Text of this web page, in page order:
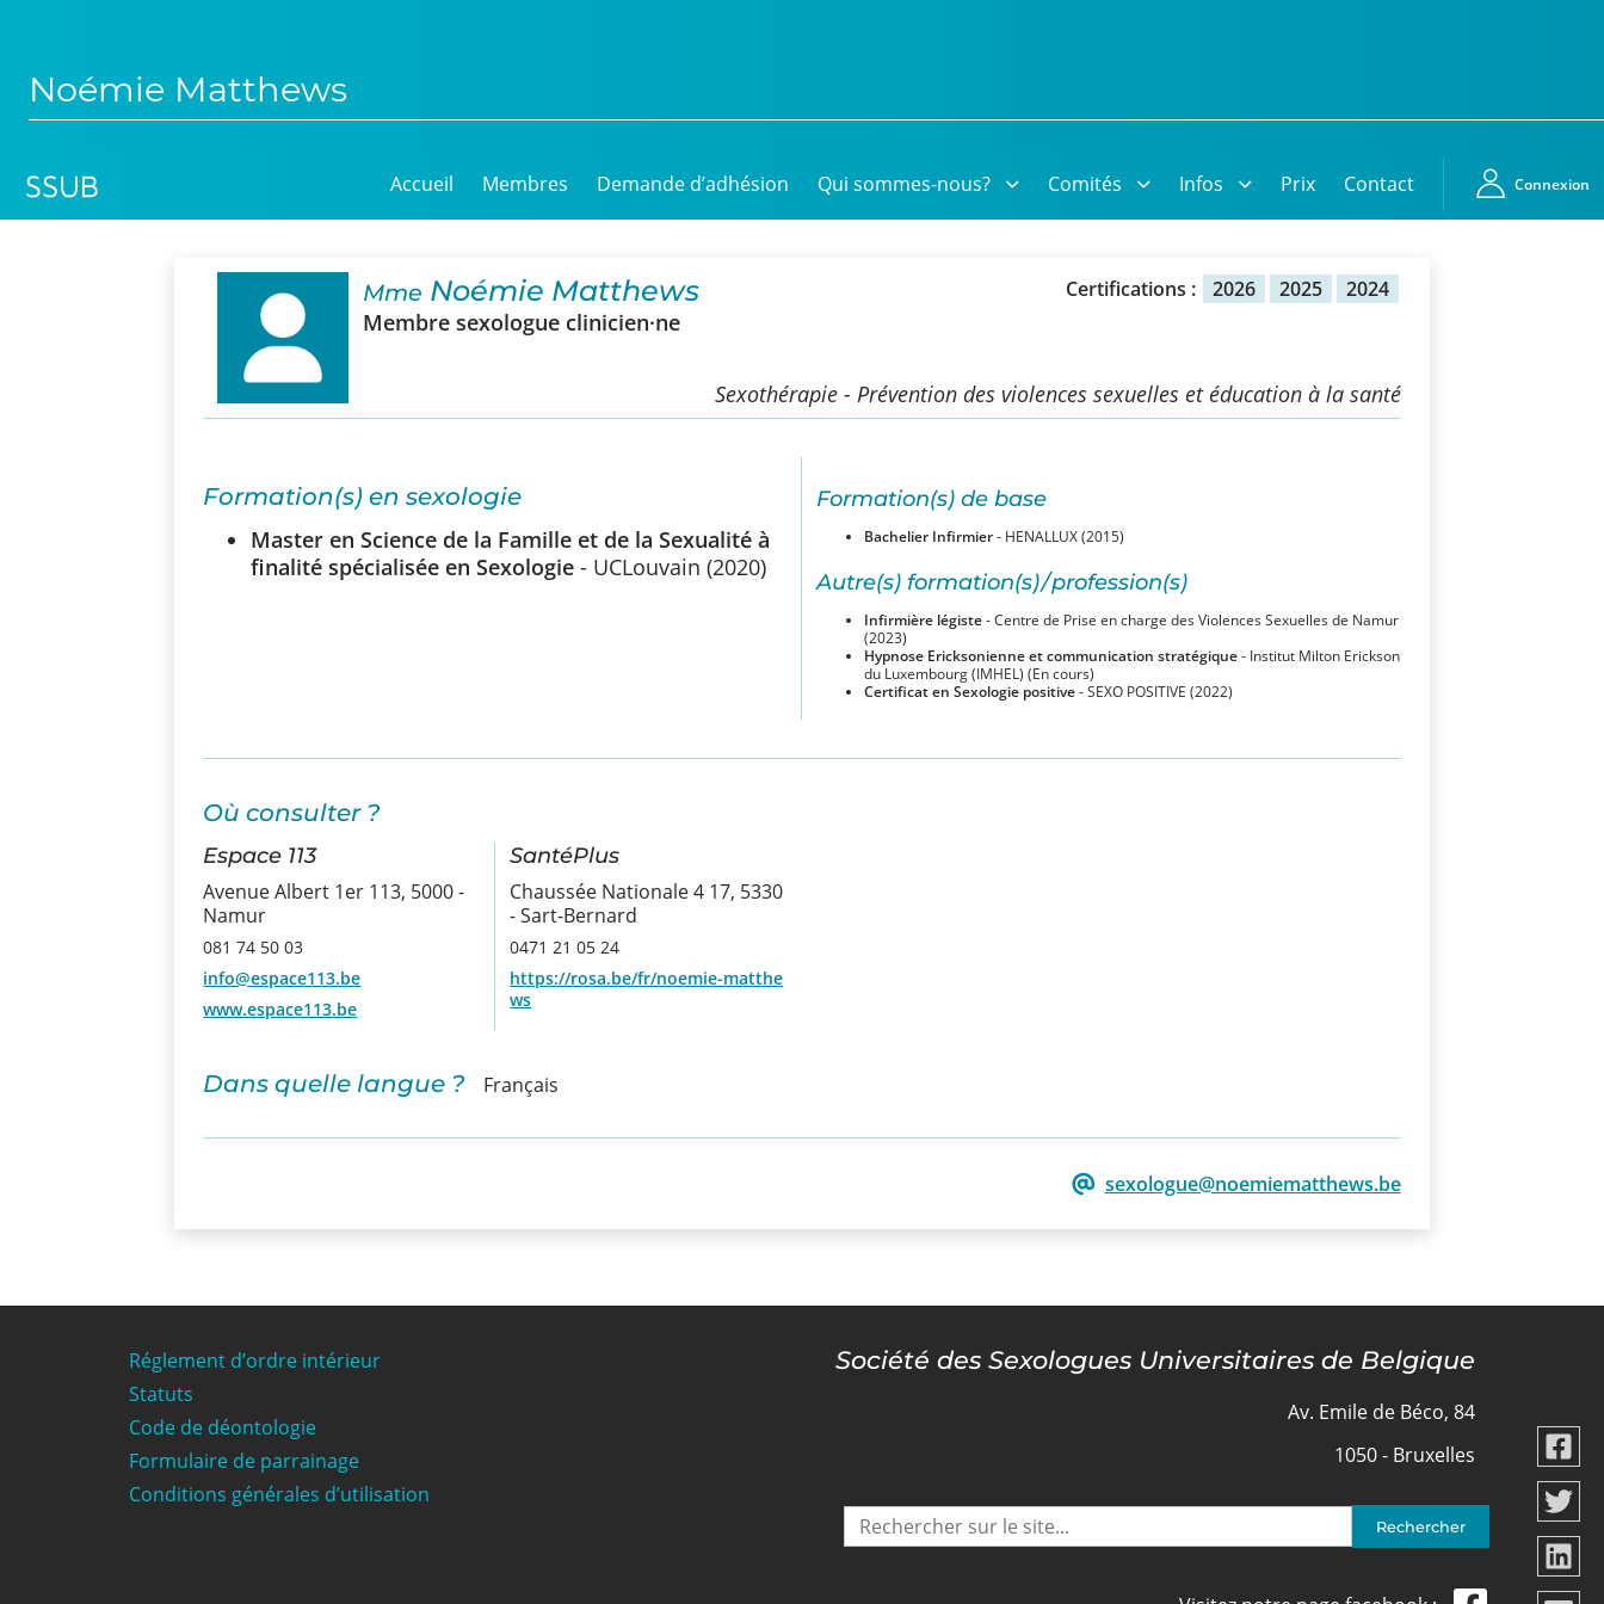
Noémie Matthews
Accueil Membres Demande d’adhésion Qui sommes-nous? Comités Infos Prix Contact Connexion
Mme Noémie Matthews
Membre sexologue clinicien·ne
Certifications : 2026 2025 2024
Sexothérapie - Prévention des violences sexuelles et éducation à la santé
Formation(s) en sexologie
Master en Science de la Famille et de la Sexualité à
finalité spécialisée en Sexologie - UCLouvain (2020)
Formation(s) de base
Bachelier Infirmier- HENALLUX (2015)
Autre(s) formation(s) / profession(s)
Infirmière légiste- Centre de Prise en charge des Violences Sexuelles de Namur
(2023)
Hypnose Ericksonienne et communication stratégique- Institut Milton Erickson
du Luxembourg (IMHEL) (En cours)
Certificat en Sexologie positive- SEXO POSITIVE (2022)
Où consulter ?
Espace 113
Avenue Albert 1er 113, 5000 -
Namur
081 74 50 03
info@espace113.be
www.espace113.be
SantéPlus
Chaussée Nationale 4 17, 5330
- Sart-Bernard
0471 21 05 24
https://rosa.be/fr/noemie-matthe
ws
Dans quelle langue ? Français
sexologue@noemiematthews.be
Réglement d’ordre intérieur
Statuts
Code de déontologie
Formulaire de parrainage
Conditions générales d’utilisation
Société des Sexologues Universitaires de Belgique
Av. Emile de Béco, 84
1050 - Bruxelles